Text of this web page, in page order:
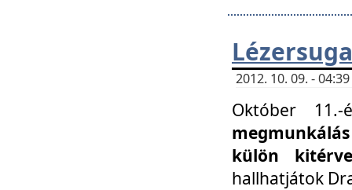
2012. 10. 09. -
Október
külön
hallhatjátok